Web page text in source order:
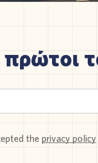
theprivacy policy